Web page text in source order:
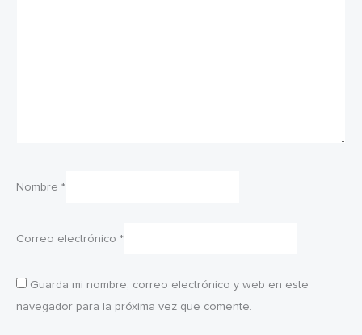
Nombre *
Correo electrónico *
Guarda mi nombre, correo electrónico y web en este
navegador para la próxima vez que comente.